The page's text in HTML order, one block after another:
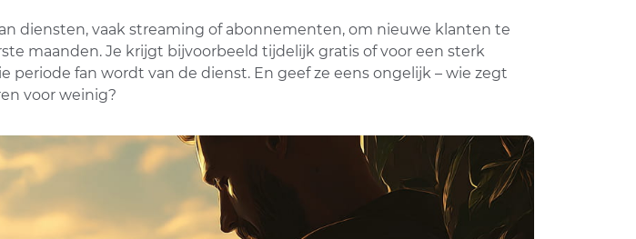
diensten, vaak streaming of abonnementen, om nieuwe klanten te
maanden. Je krijgt bijvoorbeeld tijdelijk gratis of voor een sterk
fan wordt van de dienst. En geef ze eens ongelijk – wie zegt
voor weinig?